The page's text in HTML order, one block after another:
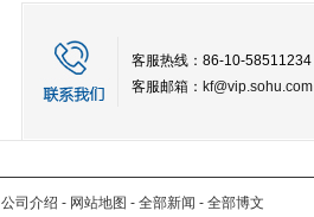
客服热线：86-10-58511234
客服邮箱： kf@vip.sohu.com
公司介绍 - 网站地图 - 全部新闻 - 全部博文